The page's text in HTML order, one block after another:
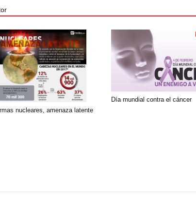
nucleares, amenaza latente
Día mundial contra el cáncer